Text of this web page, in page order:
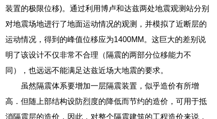
装置的极限位移)。通过利用博卢和达兹两处地震观测站分别
对地震场地进行了地面运动情况的观测，并模拟了近断层的
运动情况，得到的峰值位移应为1400MM。这巨大的差别说
明了该设计不仅非常不合理（隔震的两部分位移能力不
同），也远远不能满足达兹近场大地震的要求。
虽然隔震体系要增加一层隔震装置，似乎造价有所增
高．但随上部结构设防烈度的降低而节约的造价，可用于抵
消隔震层的造价．因此，对整个隔震建筑的工程造价来说，